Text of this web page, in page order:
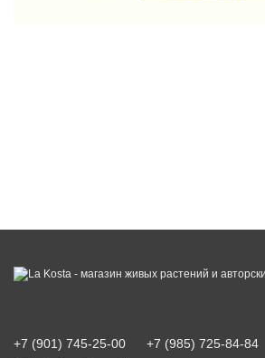
+7 (901) 745-25-00
+7 (985) 725-84-84